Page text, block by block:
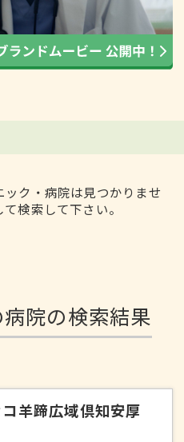
ク・病院は見つかりませ
検索して下さい。
院の検索結果
羊蹄広域倶知安厚